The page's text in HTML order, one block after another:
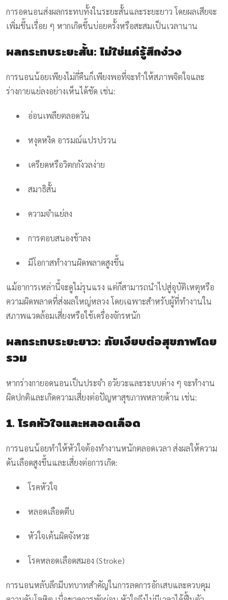
การอดนอนส่งผลกระทบทั้งในระยะสั้นและระยะยาว โดยผลเสียจะ
เพิ่มขึ้นเรื่อย ๆ หากเกิดขึ้นบ่อยครั้งหรือสะสมเป็นเวลานาน
ผลกระทบระยะสั้น: ไม่ใช่แค่รู้สึกง่วง
การนอนน้อยเพียงไม่กี่คืนก็เพียงพอที่จะทำให้สภาพจิตใจและ
ร่างกายแย่ลงอย่างเห็นได้ชัด เช่น:
อ่อนเพลียตลอดวัน
หงุดหงิด อารมณ์แปรปรวน
เครียดหรือวิตกกังวลง่าย
สมาธิสั้น
ความจำแย่ลง
การตอบสนองช้าลง
มีโอกาสทำงานผิดพลาดสูงขึ้น
แม้อาการเหล่านี้จะดูไม่รุนแรง แต่ก็สามารถนำไปสู่อุบัติเหตุหรือ
ความผิดพลาดที่ส่งผลใหญ่หลวง โดยเฉพาะสำหรับผู้ที่ทำงานใน
สภาพแวดล้อมเสี่ยงหรือใช้เครื่องจักรหนัก
ผลกระทบระยะยาว: ภัยเงียบต่อสุขภาพโดย
รวม
หากร่างกายอดนอนเป็นประจำ อวัยวะและระบบต่าง ๆ จะทำงาน
ผิดปกติและเกิดความเสี่ยงต่อปัญหาสุขภาพหลายด้าน เช่น:
1. โรคหัวใจและหลอดเลือด
การนอนน้อยทำให้หัวใจต้องทำงานหนักตลอดเวลา ส่งผลให้ความ
ดันเลือดสูงขึ้นและเสี่ยงต่อการเกิด:
โรคหัวใจ
หลอดเลือดตีบ
หัวใจเต้นผิดจังหวะ
โรคหลอดเลือดสมอง (Stroke)
การนอนหลับลึกมีบทบาทสำคัญในการลดการอักเสบและควบคุม